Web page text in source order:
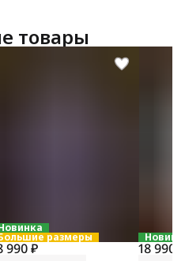
товары
размеры
990 ₽ 18 990 ₽